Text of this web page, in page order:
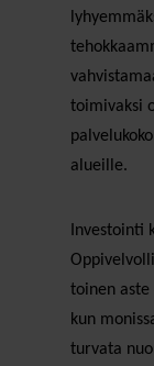
toimivaksi
alueille.
Investointi
toinen aste
kun
turvata